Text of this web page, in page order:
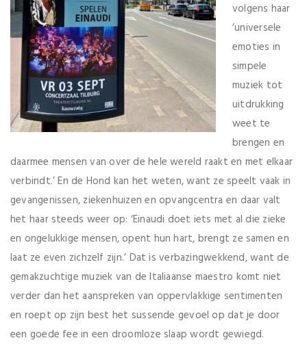
volgens haar
‘universele
emoties in
simpele
muziek tot
uitdrukking
weet te
brengen en
daarmee mensen van over de hele wereld raakt en met elkaar
verbindt.’ En de Hond kan het weten, want ze speelt vaak in
gevangenissen, ziekenhuizen en opvangcentra en daar valt
het haar steeds weer op: ‘Einaudi doet iets met al die zieke
en ongelukkige mensen, opent hun hart, brengt ze samen en
laat ze even zichzelf zijn.’ Dat is verbazingwekkend, want de
gemakzuchtige muziek van de Italiaanse maestro komt niet
verder dan het aanspreken van oppervlakkige sentimenten
en roept op zijn best het sussende gevoel op dat je door
een goede fee in een droomloze slaap wordt gewiegd.